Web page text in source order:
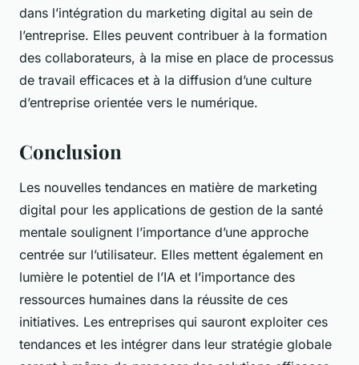
dans l’intégration du marketing digital au sein de
l’entreprise. Elles peuvent contribuer à la formation
des collaborateurs, à la mise en place de processus
de travail efficaces et à la diffusion d’une culture
d’entreprise orientée vers le numérique.
Conclusion
Les nouvelles tendances en matière de marketing
digital pour les applications de gestion de la santé
mentale soulignent l’importance d’une approche
centrée sur l’utilisateur. Elles mettent également en
lumière le potentiel de l’IA et l’importance des
ressources humaines dans la réussite de ces
initiatives. Les entreprises qui sauront exploiter ces
tendances et les intégrer dans leur stratégie globale